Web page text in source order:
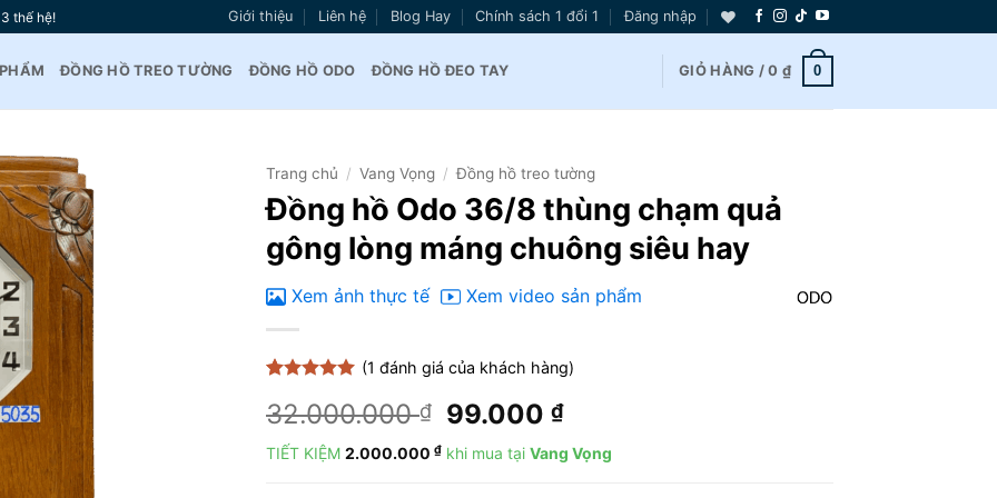
thế hệ! Giới thiệu Liên hệ Blog Hay Chính sách 1 đổi 1 Đăng nhập
ĐỒNG HỒ TREO TƯỜNG ĐỒNG HỒ ODO ĐỒNG HỒ ĐEO TAY GIỎ HÀNG /0 ₫ 0
Trang chủ / Vang Vọng / Đồng hồ treo tường
Đồng hồ Odo 36/8 thùng chạm quả
gông lòng máng chuông siêu hay
Xem ảnh thực tế Xem video sản phẩm
dựa trên
đánh giá
(1 đánh giá của khách hàng)
32.000.000₫
Giá
gốc
là:
99.000₫Giá
hiện
tại
TIẾT KIỆM 2.000.000 ₫ khi mua tại Vang Vọng